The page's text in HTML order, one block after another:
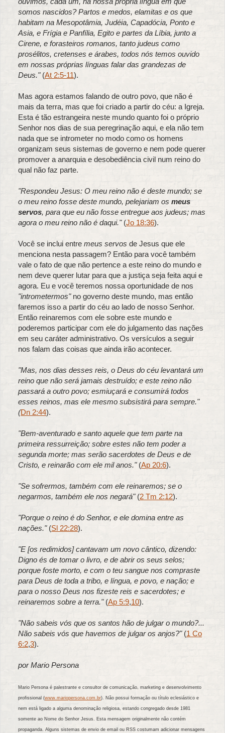
somos nascidos? Partos e medos, elamitas e os que
habitam na Mesopotâmia, Judéia, Capadócia, Ponto e
Asia, e Frígia e Panfília, Egito e partes da Líbia, junto a
Cirene, e forasteiros romanos, tanto judeus como
prosélitos, cretenses e árabes, todos nós temos ouvido
em nossas próprias línguas falar das grandezas de
Deus."(At 2:5-11).
Mas agora estamos falando de outro povo, que não é
mais da terra, mas que foi criado a partir do céu: a Igreja.
Esta é tão estrangeira neste mundo quanto foi o próprio
Senhor nos dias de sua peregrinação aqui, e ela não tem
nada que se intrometer no modo como os homens
organizam seus sistemas de governo e nem pode querer
promover a anarquia e desobediência civil num reino do
qual não faz parte.
"Respondeu Jesus: O meu reino não é deste mundo; se
o meu reino fosse deste mundo, pelejariam os meus
servos, para que eu não fosse entregue aos judeus; mas
agora o meu reino não é daqui."(Jo 18:36).
Você se inclui entre meus servos de Jesus que ele
menciona nesta passagem? Então para você também
vale o fato de que não pertence a este reino do mundo e
nem deve querer lutar para que a justiça seja feita aqui e
agora. Eu e você teremos nossa oportunidade de nos
"intrometermos"no governo deste mundo, mas então
faremos isso a partir do céu ao lado de nosso Senhor.
Então reinaremos com ele sobre este mundo e
poderemos participar com ele do julgamento das nações
em seu caráter administrativo. Os versículos a seguir
nos falam das coisas que ainda irão acontecer.
"Mas, nos dias desses reis, o Deus do céu levantará um
reino que não será jamais destruído; e este reino não
passará a outro povo; esmiuçará e consumirá todos
esses reinos, mas ele mesmo subsistirá para sempre."
(Dn 2:44).
"Bem-aventurado e santo aquele que tem parte na
primeira ressurreição; sobre estes não tem poder a
segunda morte; mas serão sacerdotes de Deus e de
Cristo, e reinarão com ele mil anos."(Ap 20:6).
"Se sofrermos, também com ele reinaremos; se o
negarmos, também ele nos negará"(2 Tm 2:12).
"Porque o reino é do Senhor, e ele domina entre as
nações." (Sl 22:28).
"E [os redimidos] cantavam um novo cântico, dizendo:
Digno és de tomar o livro, e de abrir os seus selos;
porque foste morto, e com o teu sangue nos compraste
para Deus de toda a tribo, e língua, e povo, e nação; e
para o nosso Deus nos fizeste reis e sacerdotes; e
reinaremos sobre a terra."(Ap 5:9,10).
"Não sabeis vós que os santos hão de julgar o mundo?...
Não sabeis vós que havemos de julgar os anjos?" (1 Co
6:2,3).
por Mario Persona
Mario Persona é palestrante e consultor de comunicação, marketing e desenvolvimento
profissional (www.mariopersona.com.br). Não possui formação ou título eclesiástico e
nem está ligado a alguma denominação religiosa, estando congregado desde 1981
somente ao Nome do Senhor Jesus. Esta mensagem originalmente não contém
propaganda. Alguns sistemas de envio de email ou RSS costumam adicionar mensagens